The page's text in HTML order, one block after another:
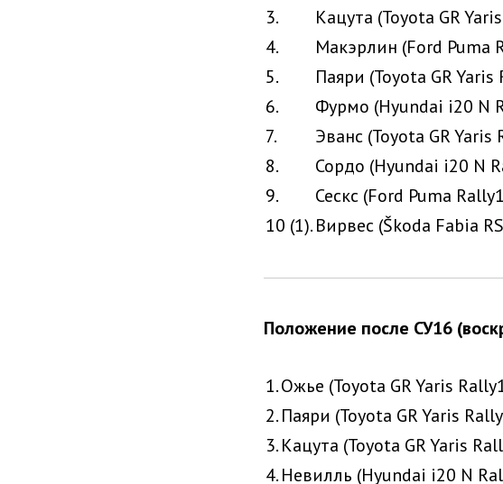
3.
Кацута (Toyota GR
4.
Макэрлин (Ford Puma
5.
Паяри (Toyota GR Yaris
6.
Фурмо (Hyundai i20 N
7.
Эванс (Toyota GR Yaris
8.
Сордо (Hyundai i20 N
9.
Сескс (Ford Puma
10 (1).Вирвес (Škoda Fabia
Положение после СУ16
1.Ожье (Toyota GR Yaris
2.Паяри (Toyota GR Yaris
3.Кацута (Toyota GR Yaris
4.Невилль (Hyundai i20 N